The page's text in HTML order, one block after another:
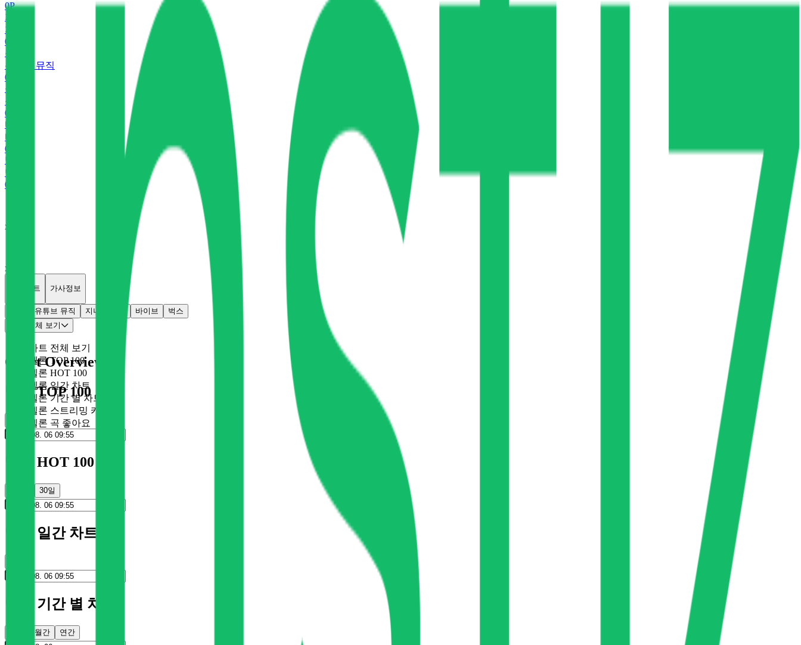
0P
지
지니
0
유
유튜브 뮤직
0
플
플로
0
바
바이브
0
벅
벅스
0
x
x
개별차트 가사정보
유튜브 뮤직 지니 바이브
벅스
차트 전체 보기
차트 전체 보기
멜론 TOP 100
멜론 HOT 100
멜론 일간 차트
멜론 기간 별 차트
멜론 스트리밍 카드
멜론 곡 좋아요
Chart Overview
멜론 TOP 100
멜론 HOT 100
30일
멜론 일간 차트
멜론 기간 별 차트
월간 연간